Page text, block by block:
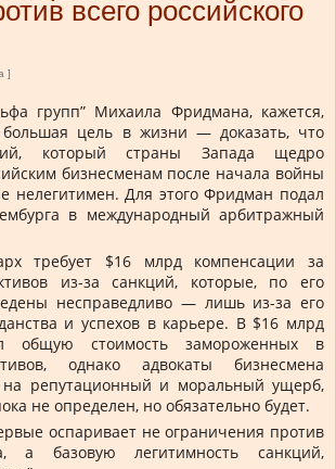
всего российского
]
групп” Михаила Фридмана, кажется,
большая цель в жизни — доказать, что
который страны Запада щедро
бизнесменам после начала войны
нелегитимен. Для этого Фридман подал
в международный арбитражный
требует $16 млрд компенсации за
из-за санкций, которые, по его
несправедливо — лишь из-за его
и успехов в карьере. В $16 млрд
общую стоимость замороженных в
однако адвокаты бизнесмена
на репутационный и моральный ущерб,
не определен, но обязательно будет.
оспаривает не ограничения против
а базовую легитимность санкций,